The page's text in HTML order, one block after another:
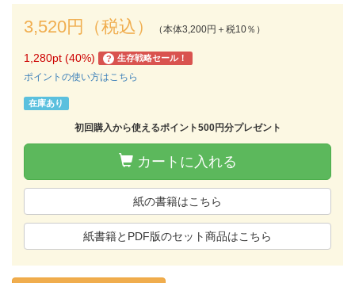
3,520円（税込） （本体3,200円＋税10％）
1,280pt (40%) ? 生存戦略セール！
ポイントの使い方はこちら
在庫あり
初回購入から使えるポイント500円分プレゼント
カートに入れる
紙の書籍はこちら
紙書籍とPDF版のセット商品はこちら